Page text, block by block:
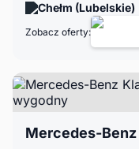
Chełm (Lubelskie)
Zobacz oferty: